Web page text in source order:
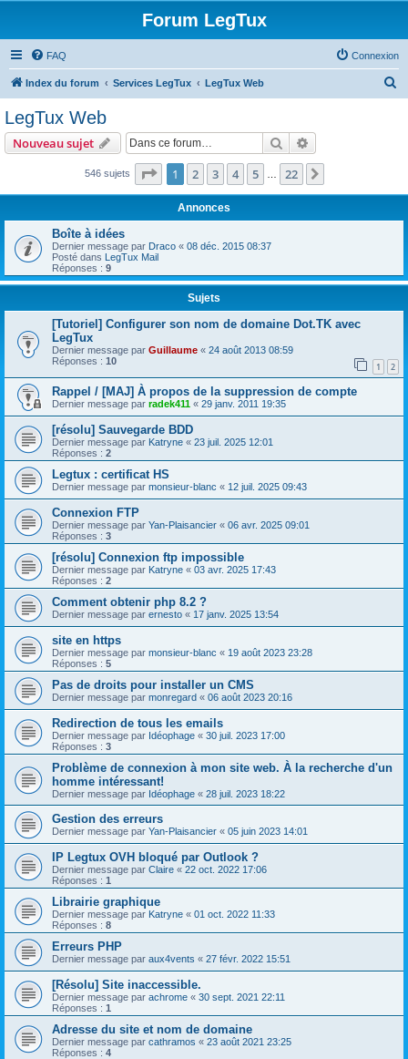
Forum LegTux
FAQ Connexion
Index du forum Services LegTux LegTux Web
r
LegTux Web
Nouveau sujet Rechercher
546 sujets Page 1sur22
1 2 3 4 5 22
Annonces
Boîte à idées
Dernier message par Draco « 08 déc. 2015 08:37
Posté dans LegTux Mail
Réponses : 9
Sujets
[Tutoriel] Configurer son nom de domaine Dot.TK avec
LegTux
Dernier message par Guillaume « 24 août 2013 08:59
Réponses : 10 1 2
Rappel / [MAJ] À propos de la suppression de compte
Dernier message par radek411 « 29 janv. 2011 19:35
[résolu] Sauvegarde BDD
Dernier message par Katryne « 23 juil. 2025 12:01
Réponses : 2
Legtux : certificat HS
Dernier message par monsieur-blanc « 12 juil. 2025 09:43
Connexion FTP
Dernier message par Yan-Plaisancier « 06 avr. 2025 09:01
Réponses : 3
[résolu] Connexion ftp impossible
Dernier message par Katryne « 03 avr. 2025 17:43
Réponses : 2
Comment obtenir php 8.2 ?
Dernier message par ernesto « 17 janv. 2025 13:54
site en https
Dernier message par monsieur-blanc « 19 août 2023 23:28
Réponses : 5
Pas de droits pour installer un CMS
Dernier message par monregard « 06 août 2023 20:16
Redirection de tous les emails
Dernier message par Idéophage « 30 juil. 2023 17:00
Réponses : 3
Problème de connexion à mon site web. À la recherche d'un
homme intéressant!
Dernier message par Idéophage « 28 juil. 2023 18:22
Gestion des erreurs
Dernier message par Yan-Plaisancier « 05 juin 2023 14:01
IP Legtux OVH bloqué par Outlook ?
Dernier message par Claire « 22 oct. 2022 17:06
Réponses : 1
Librairie graphique
Dernier message par Katryne « 01 oct. 2022 11:33
Réponses : 8
Erreurs PHP
Dernier message par aux4vents « 27 févr. 2022 15:51
[Résolu] Site inaccessible.
Dernier message par achrome « 30 sept. 2021 22:11
Réponses : 1
Adresse du site et nom de domaine
Dernier message par cathramos « 23 août 2021 23:25
Réponses : 4